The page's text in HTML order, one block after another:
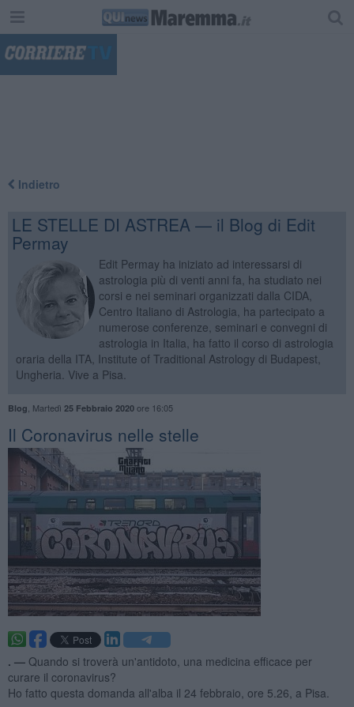
Indietro
LE STELLE DI ASTREA — il Blog di Edit
Permay
Edit Permay ha iniziato ad interessarsi di
astrologia più di venti anni fa, ha studiato nei
corsi e nei seminari organizzati dalla CIDA,
Centro Italiano di Astrologia, ha partecipato a
numerose conferenze, seminari e convegni di
astrologia in Italia, ha fatto il corso di astrologia
oraria della ITA, Institute of Traditional Astrology di Budapest,
Ungheria. Vive a Pisa.
Blog Martedì 25 Febbraio 2020ore 16:05
Il Coronavirus nelle stelle
. — Quando si troverà un'antidoto, una medicina efficace per
curare il coronavirus?
Ho fatto questa domanda all'alba il 24 febbraio, ore 5.26, a Pisa.